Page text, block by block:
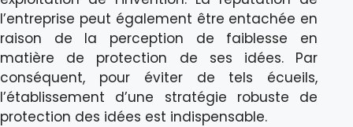
l’entreprise peut également être entachée en
raison de la perception de faiblesse en
matière de protection de ses idées. Par
conséquent, pour éviter de tels écueils,
l’établissement d’une stratégie robuste de
protection des idées est indispensable.